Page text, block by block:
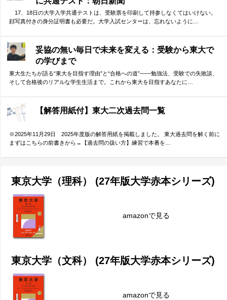
17、18日の大学入学共通テストは、受験票を印刷して持参しなくてはいけない。
顔写真付きの身分証明書も必要だ。大学入試センターは、忘れないように…
妥協の無い毎日で未来を変える：受験から東大で
の学びまで
東大生たちが語る“東大を目指す理由”と“合格への道”――勉強法、受験での失敗談、
そして合格後のリアルな学生生活まで。これから東大を目指すあなたに…
【解答用紙付】東大二次過去問一覧
※2025年11月29日 2025年度版の解答用紙を掲載しました。 東大過去問を解く前に
まずはこちらの前書きから→【過去問の扱い方】練習で本番を…
東京大学（理科） (27年版大学赤本シリーズ)
amazonで見る
東京大学（文科） (27年版大学赤本シリーズ)
amazonで見る